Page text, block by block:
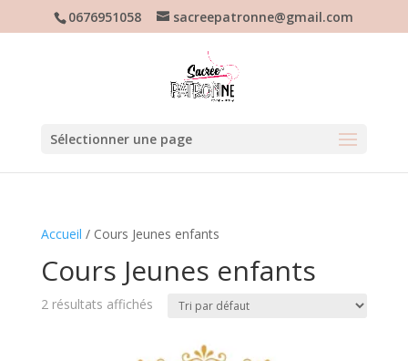
0676951058 sacreepatronne@gmail.com
Sélectionner une page
Accueil / Cours Jeunes enfants
Cours Jeunes enfants
2 résultats affichés